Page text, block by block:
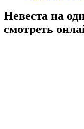
Невеста на
смотреть